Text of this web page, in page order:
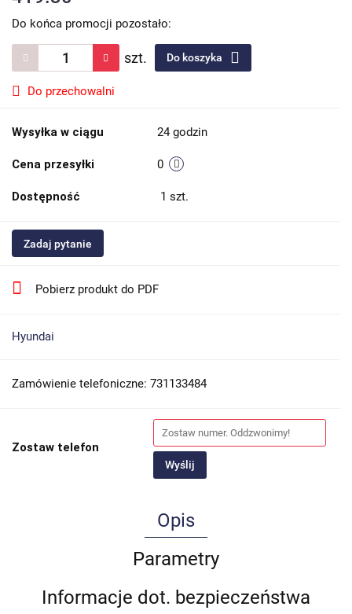
Do końca promocji pozostało:
szt. Do koszyka
Do przechowalni
Wysyłka w ciągu 24 godzin
Cena przesyłki 0
Dostępność 1 szt.
Zadaj pytanie
Pobierz produkt do PDF
Hyundai
Zamówienie telefoniczne: 731133484
Zostaw telefon
Wyślij
Opis
Parametry
Informacje dot. bezpieczeństwa